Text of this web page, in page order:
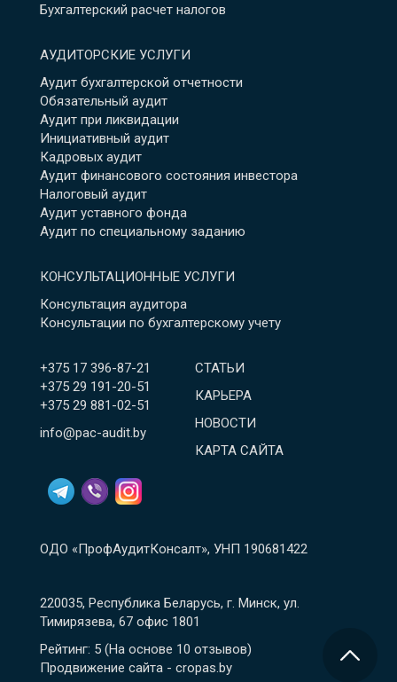
Бухгалтерский расчет налогов
АУДИТОРСКИЕ УСЛУГИ
Аудит бухгалтерской отчетности
Обязательный аудит
Аудит при ликвидации
Инициативный аудит
Кадровых аудит
Аудит финансового состояния инвестора
Налоговый аудит
Аудит уставного фонда
Аудит по специальному заданию
КОНСУЛЬТАЦИОННЫЕ УСЛУГИ
Консультация аудитора
Консультации по бухгалтерскому учету
+375 17 396-87-21
+375 29 191-20-51
+375 29 881-02-51
info@pac-audit.by
СТАТЬИ
КАРЬЕРА
НОВОСТИ
КАРТА САЙТА
ОДО «ПрофАудитКонсалт», УНП 190681422
220035, Республика Беларусь, г. Минск, ул.
Тимирязева, 67 офис 1801
Рейтинг: 5 (На основе 10 отзывов)
Продвижение сайта - cropas.by